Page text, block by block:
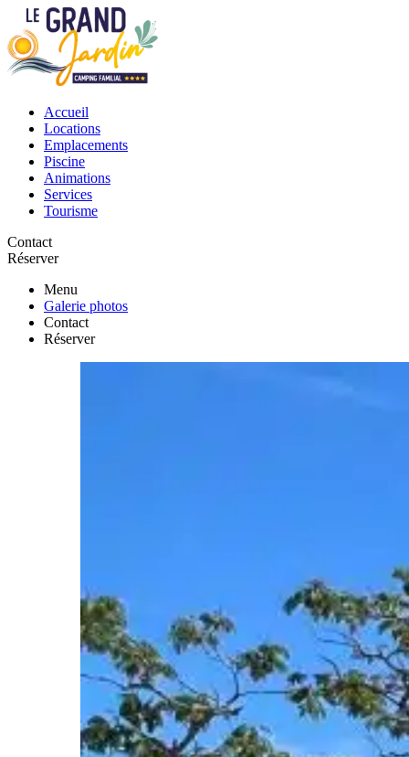
Accueil
Locations
Emplacements
Piscine
Animations
Services
Tourisme
Contact
Réserver
Menu
Galerie photos
Contact
Réserver